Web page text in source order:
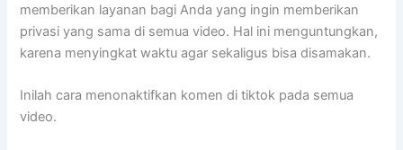
memberikan layanan bagi Anda yang ingin memberikan
privasi yang sama di semua video. Hal ini menguntungkan,
karena menyingkat waktu agar sekaligus bisa disamakan.
Inilah cara menonaktifkan komen di tiktok pada semua
video.